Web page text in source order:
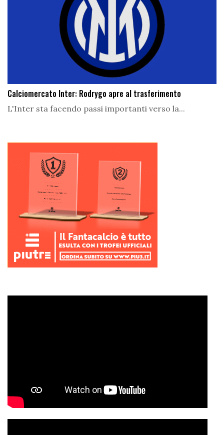
Calciomercato Inter: Rodrygo apre al trasferimento
L'Inter sta facendo passi importanti verso la...